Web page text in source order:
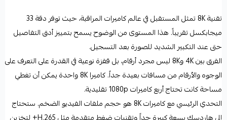
تقنية 8K تمثل المستقبل في عالم كاميرات المراقبة، حيث توفر دقة 33
ميجابكسل تقريباً. هذا المستوى من الوضوح يسمح بتمييز أدق التفاصيل
حتى عند التكبير الشديد للصورة بعد التسجيل.
الفرق بين 4K و8K ليس مجرد أرقام، بل قفزة نوعية في القدرة على التعرف على
الوجوه والأرقام من مسافات بعيدة جداً. كاميرا 8K واحدة يمكن أن تغطي
مساحة كانت تحتاج أربع كاميرات 1080p تقليدية.
التحدي الرئيسي مع كاميرات 8K هو حجم ملفات الفيديو الضخم. ستحتاج